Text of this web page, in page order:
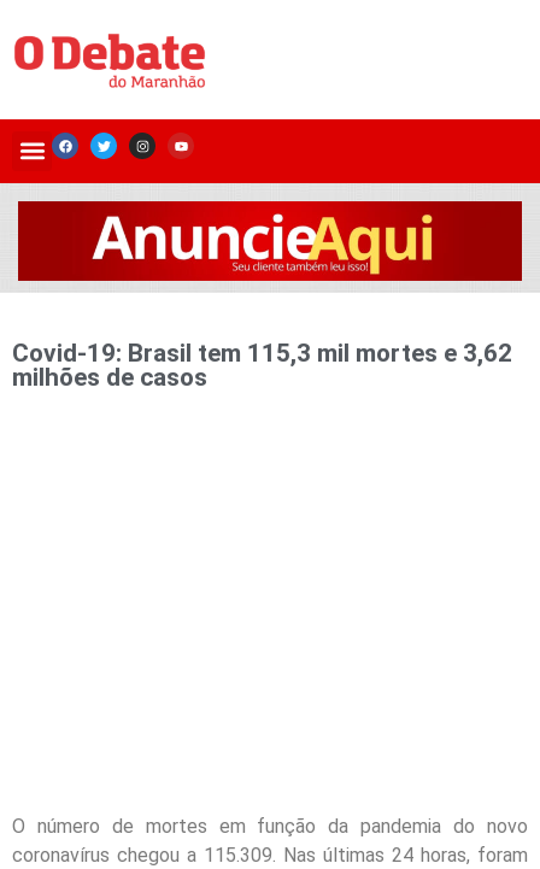
Covid-19: Brasil tem 115,3 mil mortes e 3,62
milhões de casos
O número de mortes em função da pandemia do novo
coronavírus chegou a 115.309. Nas últimas 24 horas, foram